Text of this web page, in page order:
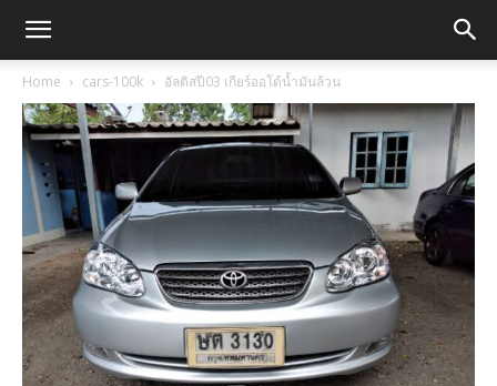
Home cars-100k อัลติสปี03 เกียร์ออโต้น้ำมันล้วน